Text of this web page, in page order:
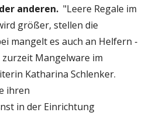
anderen. "Leere Regale im
größer, stellen die
mangelt es auch an Helfern -
Mangelware im
Katharina Schlenker.
ihren
in der Einrichtung